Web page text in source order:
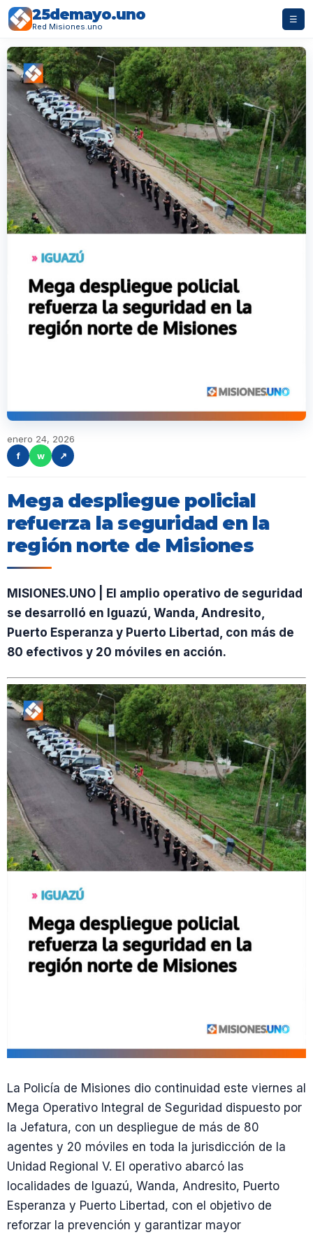
25demayo.uno
Red Misiones.uno
☰
enero 24, 2026
f
w ↗
Mega despliegue policial
refuerza la seguridad en la
región norte de Misiones
MISIONES.UNO | El amplio operativo de seguridad
se desarrolló en Iguazú, Wanda, Andresito,
Puerto Esperanza y Puerto Libertad, con más de
80 efectivos y 20 móviles en acción.
La Policía de Misiones dio continuidad este viernes al
Mega Operativo Integral de Seguridad dispuesto por
la Jefatura, con un despliegue de más de 80
agentes y 20 móviles en toda la jurisdicción de la
Unidad Regional V. El operativo abarcó las
localidades de Iguazú, Wanda, Andresito, Puerto
Esperanza y Puerto Libertad, con el objetivo de
reforzar la prevención y garantizar mayor